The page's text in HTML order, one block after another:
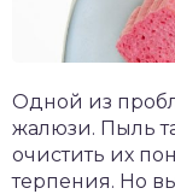
Одной из
жалюзи. Пыль
очистить их
терпения. Но